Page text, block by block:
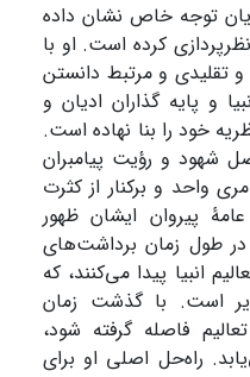
توجه خاص نشان داده
کرده است. او با
تقلیدی و مرتبط دانستن
و پایه گذاران ادیان و
خود را بنا نهاده است.
شهود و رؤیت پیامبران
واحد و برکنار از کثرت
پیروان ایشان ظهور
در طول زمان برداشت‌های
انبیا پیدا می‌کنند، که
است. با گذشت زمان
فاصله گرفته شود،
راه‌حل اصلی او برای